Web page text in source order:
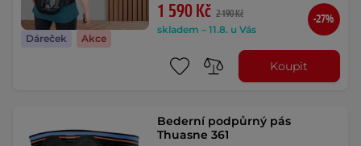
Dáreček Akce
1 590 Kč 2 190 Kč
skladem – 11.8. u Vás
-27%
Koupit
Bederní podpůrný pás
Thuasne 361